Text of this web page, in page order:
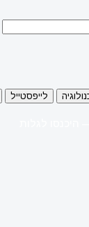
לייפסטייל